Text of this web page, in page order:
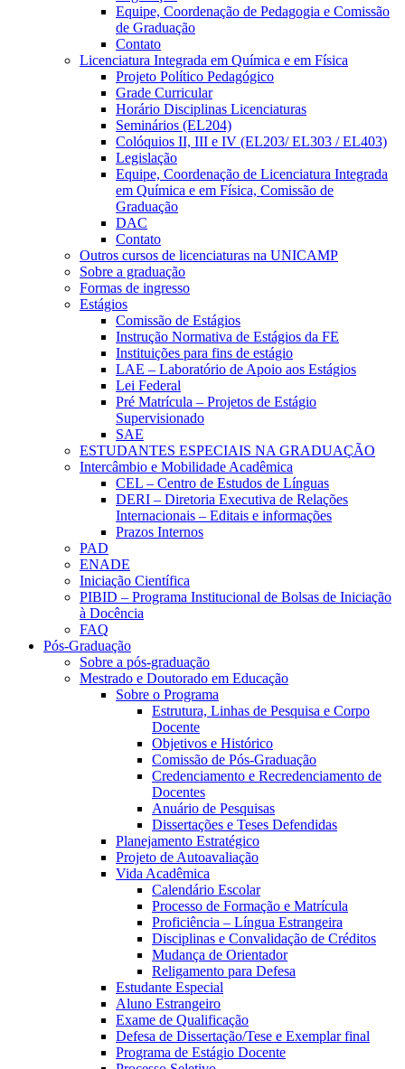
Equipe, Coordenação de Pedagogia e Comissão
de Graduação
Contato
Licenciatura Integrada em Química e em Física
Projeto Político Pedagógico
Grade Curricular
Horário Disciplinas Licenciaturas
Seminários (EL204)
Colóquios II, III e IV (EL203/ EL303 / EL403)
Legislação
Equipe, Coordenação de Licenciatura Integrada
em Química e em Física, Comissão de
Graduação
DAC
Contato
Outros cursos de licenciaturas na UNICAMP
Sobre a graduação
Formas de ingresso
Estágios
Comissão de Estágios
Instrução Normativa de Estágios da FE
Instituições para fins de estágio
LAE – Laboratório de Apoio aos Estágios
Lei Federal
Pré Matrícula – Projetos de Estágio
Supervisionado
SAE
ESTUDANTES ESPECIAIS NA GRADUAÇÃO
Intercâmbio e Mobilidade Acadêmica
CEL – Centro de Estudos de Línguas
DERI – Diretoria Executiva de Relações
Internacionais – Editais e informações
Prazos Internos
PAD
ENADE
Iniciação Científica
PIBID – Programa Institucional de Bolsas de Iniciação
à Docência
FAQ
Pós-Graduação
Sobre a pós-graduação
Mestrado e Doutorado em Educação
Sobre o Programa
Estrutura, Linhas de Pesquisa e Corpo
Docente
Objetivos e Histórico
Comissão de Pós-Graduação
Credenciamento e Recredenciamento de
Docentes
Anuário de Pesquisas
Dissertações e Teses Defendidas
Planejamento Estratégico
Projeto de Autoavaliação
Vida Acadêmica
Calendário Escolar
Processo de Formação e Matrícula
Proficiência – Língua Estrangeira
Disciplinas e Convalidação de Créditos
Mudança de Orientador
Religamento para Defesa
Estudante Especial
Aluno Estrangeiro
Exame de Qualificação
Defesa de Dissertação/Tese e Exemplar final
Programa de Estágio Docente